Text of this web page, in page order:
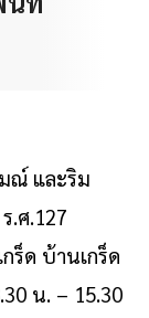
ณ์ และริม
.ศ.127
ร็ด บ้านเกร็ด
น. – 15.30